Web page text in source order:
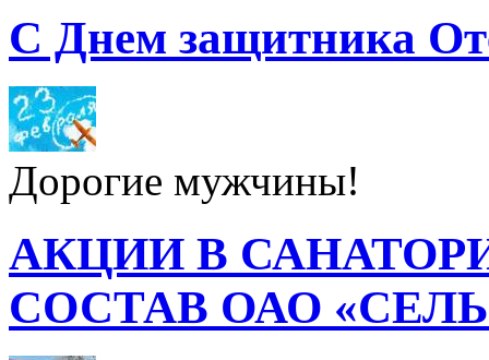
С Днем защитника
Дорогие мужчины!
АКЦИИ В
СОСТАВ ОАО